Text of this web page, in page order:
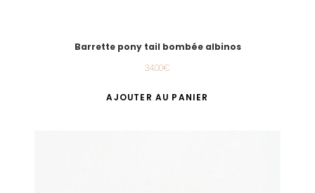
Barrette pony tail bombée albinos
34.00€
AJOUTER AU PANIER